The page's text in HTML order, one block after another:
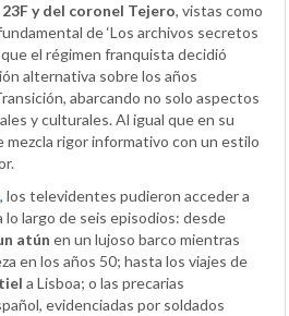
y del coronel Tejero, vistas como
de ‘Los archivos secretos
el régimen franquista decidió
alternativa sobre los años
abarcando no solo aspectos
y culturales. Al igual que en su
rigor informativo con un estilo
, los televidentes pudieron acceder a
largo de seis episodios: desde
atún en un lujoso barco mientras
en los años 50; hasta los viajes de
a Lisboa; o las precarias
evidenciadas por soldados